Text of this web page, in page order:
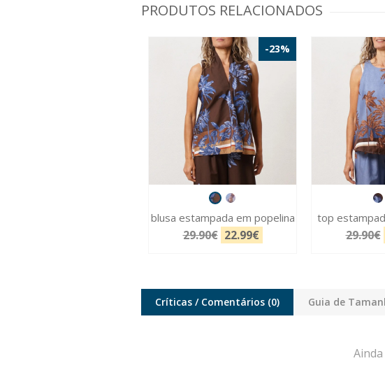
PRODUTOS RELACIONADOS
-23%
blusa estampada em popelina
29.90€ 22.99€
top
29.90€
Críticas / Comentários (0) Guia de